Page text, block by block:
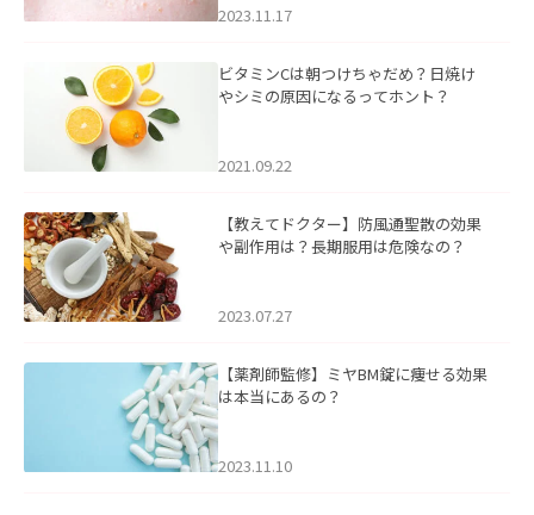
2023.11.17
ビタミンCは朝つけちゃだめ？日焼け
やシミの原因になるってホント？
2021.09.22
【教えてドクター】防風通聖散の効果
や副作用は？長期服用は危険なの？
2023.07.27
【薬剤師監修】ミヤBM錠に痩せる効果
は本当にあるの？
2023.11.10